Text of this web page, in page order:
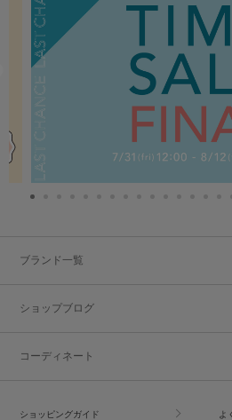
ブランド一覧
ショップブログ
コーディネート
ショッピングガイド よ